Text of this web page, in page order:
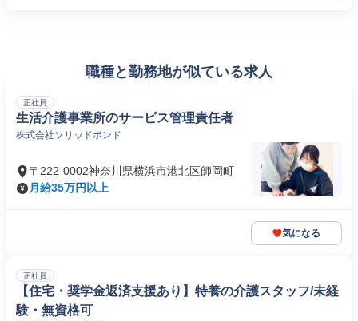
職種と勤務地が似ている求人
正社員
生活介護事業所のサービス管理責任者
株式会社ソリッドボンド
〒222-0002神奈川県横浜市港北区師岡町
月給35万円以上
気になる
正社員
【住宅・奨学金返済支援あり】特養の介護スタッフ/未経
験・無資格可